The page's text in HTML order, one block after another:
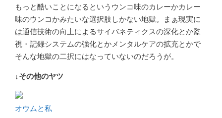
もっと酷いことになるというウンコ味のカレーかカレー
味のウンコかみたいな選択肢しかない地獄。まぁ現実に
は通信技術の向上によるサイバネティクスの深化とか監
視・記録システムの強化とかメンタルケアの拡充とかで
そんな地獄の二択にはなっていないのだろうが。
↓その他のヤツ
オウムと私